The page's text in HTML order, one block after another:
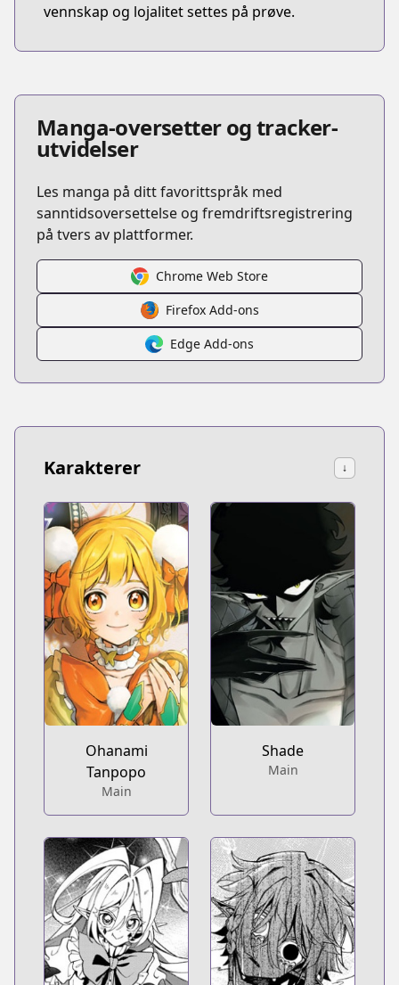
vennskap og lojalitet settes på prøve.
Manga-oversetter og tracker-
utvidelser
Les manga på ditt favorittspråk med
sanntidsoversettelse og fremdriftsregistrering
på tvers av plattformer.
Chrome Web Store
Firefox Add-ons
Edge Add-ons
Karakterer ↓
Ohanami
Tanpopo
Main
Shade
Main